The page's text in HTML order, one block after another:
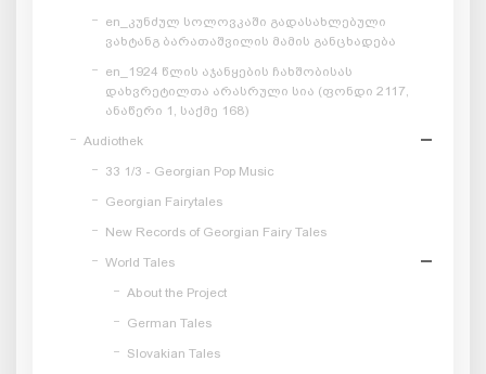
en_კუნძულ სოლოვკაში გადასახლებული
ვახტანგ ბარათაშვილის მამის განცხადება
en_1924 წლის აჯანყების ჩახშობისას
დახვრეტილთა არასრული სია (ფონდი 2117,
ანაწერი 1, საქმე 168)
Audiothek
33 1/3 - Georgian Pop Music
Georgian Fairytales
New Records of Georgian Fairy Tales
World Tales
About the Project
German Tales
Slovakian Tales